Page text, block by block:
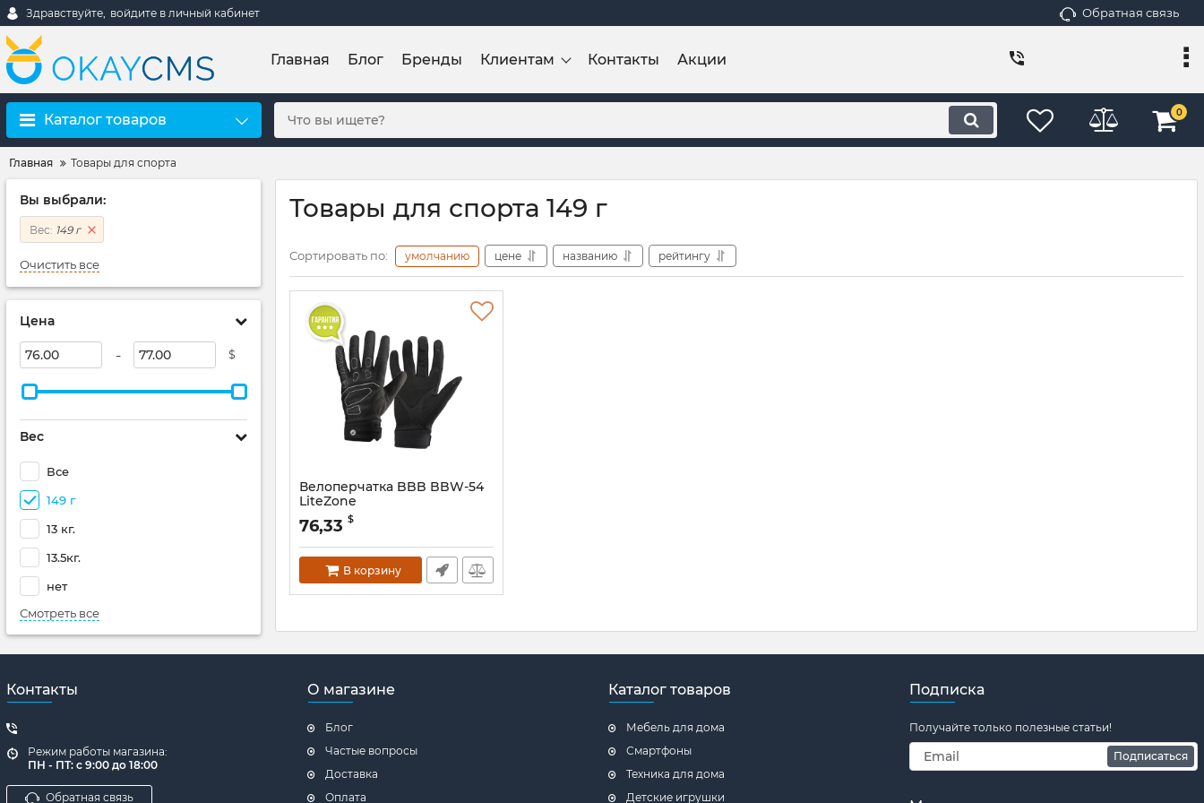
Здравствуйте, войдите в личный кабинет Обратная связь
Главная Блог Бренды Клиентам Контакты Акции
Каталог товаров 0
Главная Товары для спорта
Вы выбрали:
Вес: 149 г
Очистить все
Цена
- $
Вес
Все
149 г
13 кг.
13.5кг.
нет
Смотреть все
Товары для спорта 149 г
Сортировать по: умолчанию цене названию рейтингу
Велоперчатка BBB BBW-54
LiteZone
Артикул: awe352
76,33 $
В корзину
Контакты
Режим работы магазина:
ПН - ПТ: с 9:00 до 18:00
Обратная связь
О магазине
Блог
Частые вопросы
Доставка
Оплата
Каталог товаров
Мебель для дома
Смартфоны
Техника для дома
Детские игрушки
Подписка
Получайте только полезные статьи!
Подписаться